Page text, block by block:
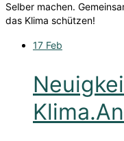
Selber machen.
das Klima schützen!
17 Feb